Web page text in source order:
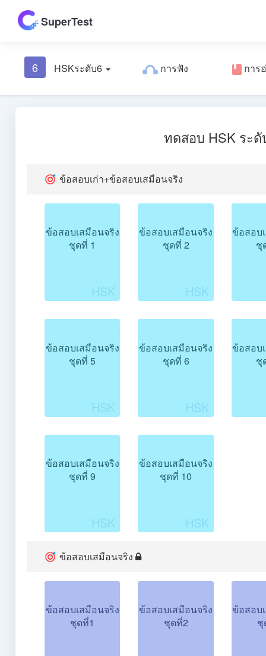
SuperTest
6 HSKระดับ6 การฟัง การ
ทดสอบ HSK ระดั
ข้อสอบเก่า+ข้อสอบเสมือนจริง
ข้อสอบเสมือนจริง
ชุดที่ 1
ข้อสอบเสมือนจริง
ชุดที่ 2
ข้อสอบ
ชุ
ข้อสอบเสมือนจริง
ชุดที่ 5
ข้อสอบเสมือนจริง
ชุดที่ 6
ข้อสอบ
ชุ
ข้อสอบเสมือนจริง
ชุดที่ 9
ข้อสอบเสมือนจริง
ชุดที่ 10
ข้อสอบเสมือนจริง
ข้อสอบเสมือนจริง
ชุดที่1
ข้อสอบเสมือนจริง
ชุดที่2
ข้อสอบ
ชุ